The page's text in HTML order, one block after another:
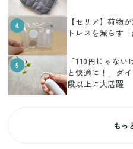
4
【セリア】荷物
トレスを減らす
5
「110円じゃな
と快適に！」ダ
段以上に大活躍
もっ